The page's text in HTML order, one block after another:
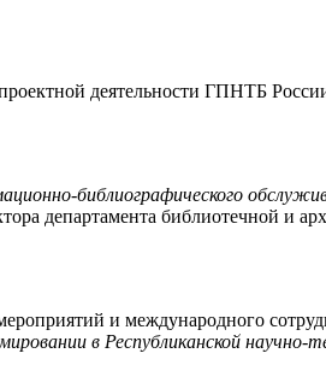
деятельности ГПНТБ
библиографического
департамента библиотечной и
и международного
в Республиканской научно-